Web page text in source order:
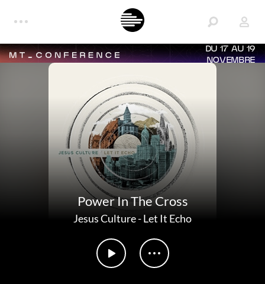
DU 17 AU 19
NOVEMBRE
Power In The Cross
Jesus Culture-Let It Echo